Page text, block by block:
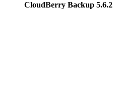
CloudBerry Backup 5.6.2